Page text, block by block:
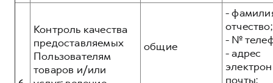
Контроль качества
предоставляемых
Пользователям
товаров и/или
общие
-
отчество;
- №
- адрес
почты;